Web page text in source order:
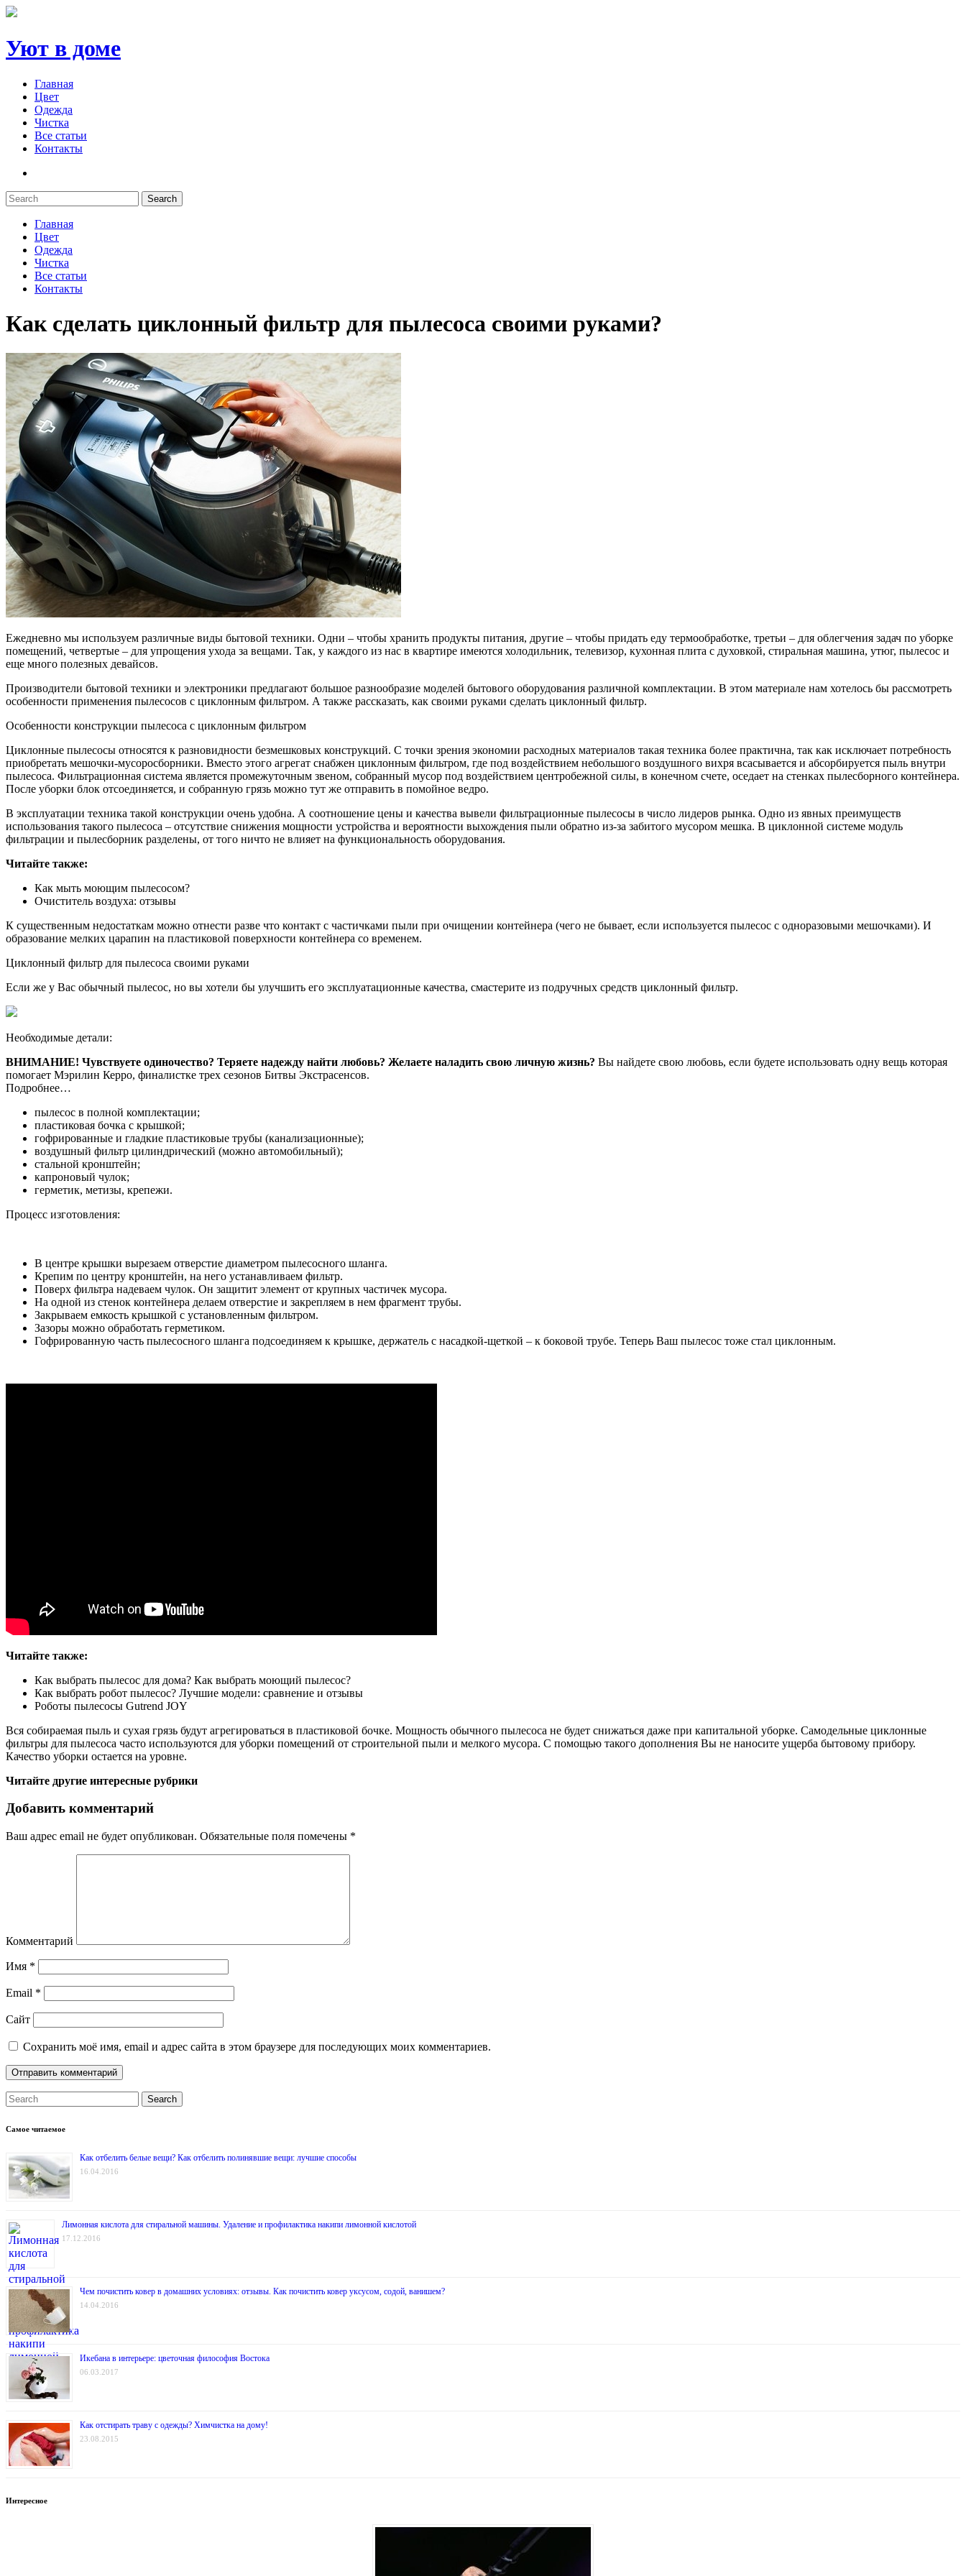
Уют в доме
Главная
Цвет
Одежда
Чистка
Все статьи
Контакты
Search
Главная
Цвет
Одежда
Чистка
Все статьи
Контакты
Как сделать циклонный фильтр для пылесоса своими руками?
Ежедневно мы используем различные виды бытовой техники. Одни – чтобы хранить продукты питания, другие – чтобы придать еду термообработке, третьи – для облегчения задач по уборке
помещений, четвертые – для упрощения ухода за вещами. Так, у каждого из нас в квартире имеются холодильник, телевизор, кухонная плита с духовкой, стиральная машина, утюг, пылесос и
еще много полезных девайсов.
Производители бытовой техники и электроники предлагают большое разнообразие моделей бытового оборудования различной комплектации. В этом материале нам хотелось бы рассмотреть
особенности применения пылесосов с циклонным фильтром. А также рассказать, как своими руками сделать циклонный фильтр.
Особенности конструкции пылесоса с циклонным фильтром
Циклонные пылесосы относятся к разновидности безмешковых конструкций. С точки зрения экономии расходных материалов такая техника более практична, так как исключает потребность
приобретать мешочки-мусоросборники. Вместо этого агрегат снабжен циклонным фильтром, где под воздействием небольшого воздушного вихря всасывается и абсорбируется пыль внутри
пылесоса. Фильтрационная система является промежуточным звеном, собранный мусор под воздействием центробежной силы, в конечном счете, оседает на стенках пылесборного контейнера.
После уборки блок отсоединяется, и собранную грязь можно тут же отправить в помойное ведро.
В эксплуатации техника такой конструкции очень удобна. А соотношение цены и качества вывели фильтрационные пылесосы в число лидеров рынка. Одно из явных преимуществ
использования такого пылесоса – отсутствие снижения мощности устройства и вероятности выхождения пыли обратно из-за забитого мусором мешка. В циклонной системе модуль
фильтрации и пылесборник разделены, от того ничто не влияет на функциональность оборудования.
Читайте также:
Как мыть моющим пылесосом?
Очиститель воздуха: отзывы
К существенным недостаткам можно отнести разве что контакт с частичками пыли при очищении контейнера (чего не бывает, если используется пылесос с одноразовыми мешочками). И
образование мелких царапин на пластиковой поверхности контейнера со временем.
Циклонный фильтр для пылесоса своими руками
Если же у Вас обычный пылесос, но вы хотели бы улучшить его эксплуатационные качества, смастерите из подручных средств циклонный фильтр.
Необходимые детали:
ВНИМАНИЕ! Чувствуете одиночество? Теряете надежду найти любовь? Желаете наладить свою личную жизнь? Вы найдете свою любовь, если будете использовать одну вещь которая
помогает Мэрилин Керро, финалистке трех сезонов Битвы Экстрасенсов.
Подробнее…
пылесос в полной комплектации;
пластиковая бочка с крышкой;
гофрированные и гладкие пластиковые трубы (канализационные);
воздушный фильтр цилиндрический (можно автомобильный);
стальной кронштейн;
капроновый чулок;
герметик, метизы, крепежи.
Процесс изготовления:
В центре крышки вырезаем отверстие диаметром пылесосного шланга.
Крепим по центру кронштейн, на него устанавливаем фильтр.
Поверх фильтра надеваем чулок. Он защитит элемент от крупных частичек мусора.
На одной из стенок контейнера делаем отверстие и закрепляем в нем фрагмент трубы.
Закрываем емкость крышкой с установленным фильтром.
Зазоры можно обработать герметиком.
Гофрированную часть пылесосного шланга подсоединяем к крышке, держатель с насадкой-щеткой – к боковой трубе. Теперь Ваш пылесос тоже стал циклонным.
Читайте также:
Как выбрать пылесос для дома? Как выбрать моющий пылесос?
Как выбрать робот пылесос? Лучшие модели: сравнение и отзывы
Роботы пылесосы Gutrend JOY
Вся собираемая пыль и сухая грязь будут агрегироваться в пластиковой бочке. Мощность обычного пылесоса не будет снижаться даже при капитальной уборке. Самодельные циклонные
фильтры для пылесоса часто используются для уборки помещений от строительной пыли и мелкого мусора. С помощью такого дополнения Вы не наносите ущерба бытовому прибору.
Качество уборки остается на уровне.
Читайте другие интересные рубрики
Добавить комментарий
Ваш адрес email не будет опубликован. Обязательные поля помечены *
Комментарий
Имя *
Email *
Сайт
Сохранить моё имя, email и адрес сайта в этом браузере для последующих моих комментариев.
Search
Самое читаемое
Как отбелить белые вещи? Как отбелить полинявшие вещи: лучшие способы
16.04.2016
Лимонная кислота для стиральной машины. Удаление и профилактика накипи лимонной кислотой
17.12.2016
Чем почистить ковер в домашних условиях: отзывы. Как почистить ковер уксусом, содой, ванишем?
14.04.2016
Икебана в интерьере: цветочная философия Востока
06.03.2017
Как отстирать траву с одежды? Химчистка на дому!
23.08.2015
Интересное